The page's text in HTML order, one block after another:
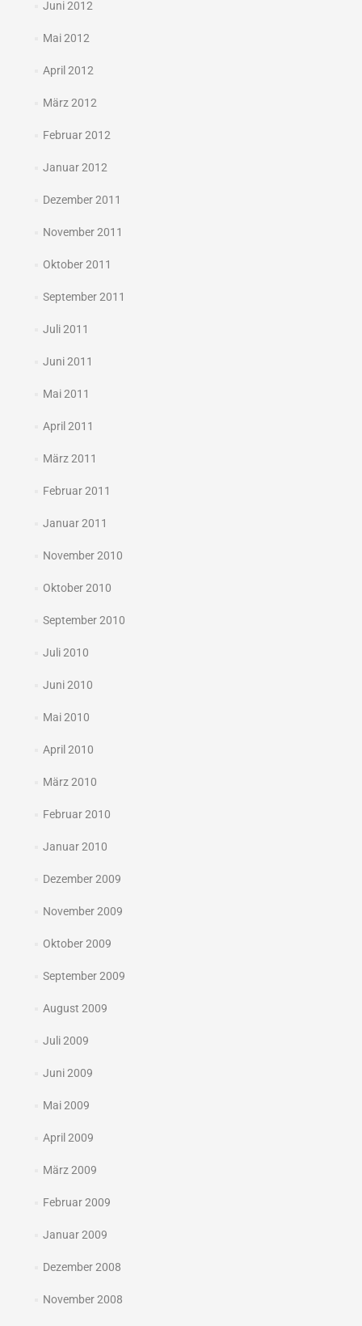
Juni 2012
Mai 2012
April 2012
März 2012
Februar 2012
Januar 2012
Dezember 2011
November 2011
Oktober 2011
September 2011
Juli 2011
Juni 2011
Mai 2011
April 2011
März 2011
Februar 2011
Januar 2011
November 2010
Oktober 2010
September 2010
Juli 2010
Juni 2010
Mai 2010
April 2010
März 2010
Februar 2010
Januar 2010
Dezember 2009
November 2009
Oktober 2009
September 2009
August 2009
Juli 2009
Juni 2009
Mai 2009
April 2009
März 2009
Februar 2009
Januar 2009
Dezember 2008
November 2008